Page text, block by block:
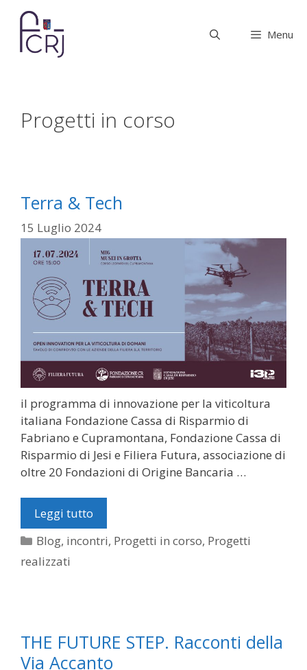
contenuto
Menu
Progetti in corso
Terra & Tech
15 Luglio 2024
il programma di innovazione per la viticoltura
italiana Fondazione Cassa di Risparmio di
Fabriano e Cupramontana, Fondazione Cassa di
Risparmio di Jesi e Filiera Futura, associazione di
oltre 20 Fondazioni di Origine Bancaria …
Leggi tutto
Categorie
Blog, incontri, Progetti in corso, Progetti
realizzati
THE FUTURE STEP. Racconti della
Via Accanto